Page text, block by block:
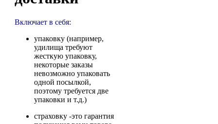
Включает в себя:
упаковку (например,
удилища требуют
жесткую упаковку,
некоторые заказы
невозможно упаковать
одной посылкой,
поэтому требуется две
упаковки и т.д.)
страховку -это гарантия